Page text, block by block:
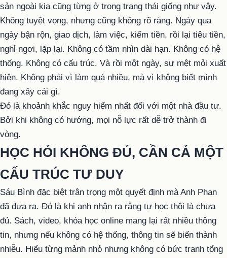
sản ngoài kia cũng từng ở trong trạng thái giống như vậy.
Không tuyệt vọng, nhưng cũng không rõ ràng. Ngày qua
ngày bận rộn, giao dịch, làm việc, kiếm tiền, rồi lại tiêu tiền,
nghỉ ngơi, lặp lại. Không có tầm nhìn dài hạn. Không có hệ
thống. Không có cấu trúc. Và rồi một ngày, sự mệt mỏi xuất
hiện. Không phải vì làm quá nhiều, mà vì không biết mình
đang xây cái gì.
Đó là khoảnh khắc nguy hiểm nhất đối với một nhà đầu tư.
Bởi khi không có hướng, mọi nỗ lực rất dễ trở thành đi
vòng.
HỌC HỎI KHÔNG ĐỦ, CẦN CẢ MỘT
CẤU TRÚC TƯ DUY
Sáu Bình đặc biệt trân trọng một quyết định mà Anh Phan
đã đưa ra. Đó là khi anh nhận ra rằng tự học thôi là chưa
đủ. Sách, video, khóa học online mang lại rất nhiều thông
tin, nhưng nếu không có hệ thống, thông tin sẽ biến thành
nhiễu. Hiểu từng mảnh nhỏ nhưng không có bức tranh tổng